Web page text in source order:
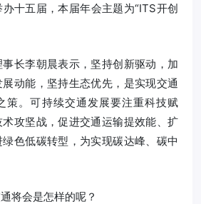
十五届，本届年会主题为“ITS开创
长李朝晨表示，坚持创新驱动，加
动能，坚持生态优先，是实现交通
策。可持续交通发展要注重科技赋
攻坚战，促进交通运输提效能、扩
色低碳转型，为实现碳达峰、碳中
将会是怎样的呢？